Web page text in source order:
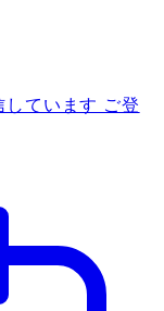
ています ご登